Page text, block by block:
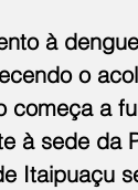
à
o
a
à sede da
Itaipuaçu